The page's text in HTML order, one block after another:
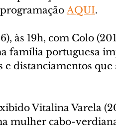
AQUI.
às 19h, com Colo
família portuguesa
e distanciamentos que
Vitalina Varela
mulher cabo-